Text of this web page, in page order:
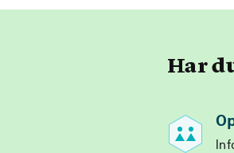
Har